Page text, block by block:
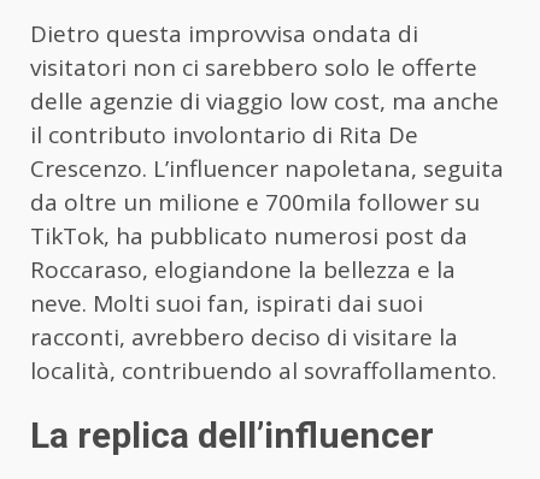
Dietro questa improvvisa ondata di
visitatori non ci sarebbero solo le offerte
delle agenzie di viaggio low cost, ma anche
il contributo involontario di Rita De
Crescenzo. L’influencer napoletana, seguita
da oltre un milione e 700mila follower su
TikTok, ha pubblicato numerosi post da
Roccaraso, elogiandone la bellezza e la
neve. Molti suoi fan, ispirati dai suoi
racconti, avrebbero deciso di visitare la
località, contribuendo al sovraffollamento.
La replica dell’influencer